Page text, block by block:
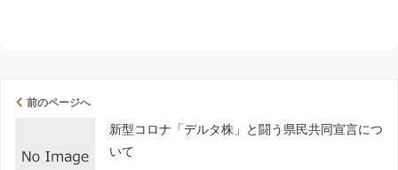
前のページへ
新型コロナ「デルタ株」と闘う県民共同宣言につ
いて